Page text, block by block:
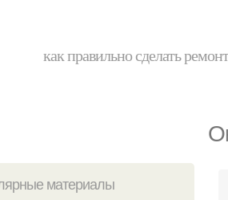
как правильно сделать
материалы